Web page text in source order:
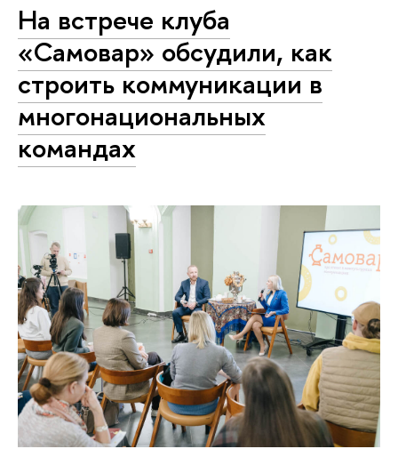
На встрече клуба
«Самовар» обсудили, как
строить коммуникации в
многонациональных
командах